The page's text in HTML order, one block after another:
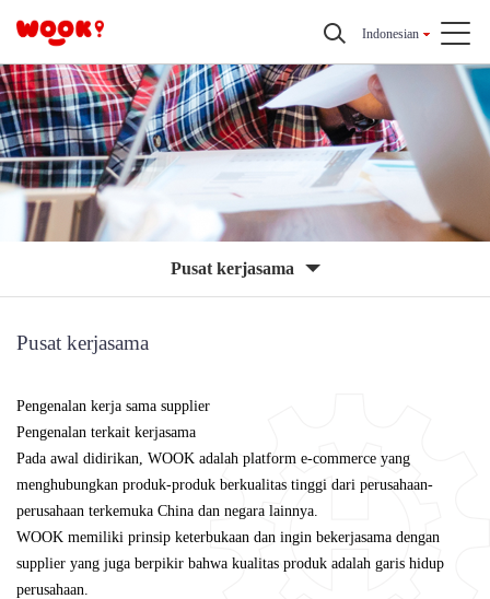
Indonesian
Pusat kerjasama
Pusat kerjasama
Pengenalan kerja sama supplier
Pengenalan terkait kerjasama
Pada awal didirikan, WOOK adalah platform e-commerce yang
menghubungkan produk-produk berkualitas tinggi dari perusahaan-
perusahaan terkemuka China dan negara lainnya.
WOOK memiliki prinsip keterbukaan dan ingin bekerjasama dengan
supplier yang juga berpikir bahwa kualitas produk adalah garis hidup
perusahaan.